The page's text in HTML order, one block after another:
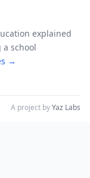
explained
a school
→
A project byYaz Labs